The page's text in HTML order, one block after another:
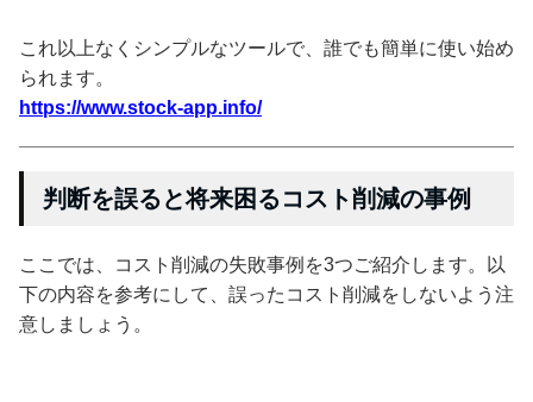
これ以上なくシンプルなツールで、誰でも簡単に使い始め
られます。
https://www.stock-app.info/
判断を誤ると将来困るコスト削減の事例
ここでは、コスト削減の失敗事例を3つご紹介します。以
下の内容を参考にして、誤ったコスト削減をしないよう注
意しましょう。